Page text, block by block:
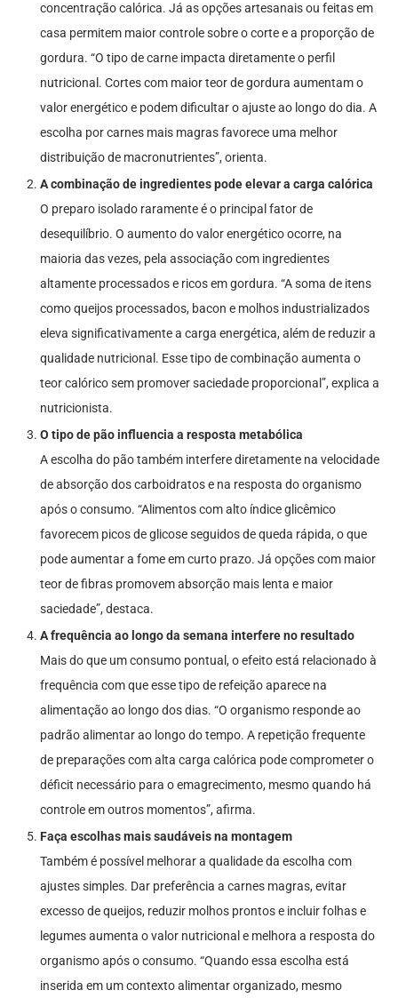
concentração calórica. Já as opções artesanais ou feitas em
casa permitem maior controle sobre o corte e a proporção de
gordura. “O tipo de carne impacta diretamente o perfil
nutricional. Cortes com maior teor de gordura aumentam o
valor energético e podem dificultar o ajuste ao longo do dia. A
escolha por carnes mais magras favorece uma melhor
distribuição de macronutrientes”, orienta.
A combinação de ingredientes pode elevar a carga calórica
O preparo isolado raramente é o principal fator de
desequilíbrio. O aumento do valor energético ocorre, na
maioria das vezes, pela associação com ingredientes
altamente processados e ricos em gordura. “A soma de itens
como queijos processados, bacon e molhos industrializados
eleva significativamente a carga energética, além de reduzir a
qualidade nutricional. Esse tipo de combinação aumenta o
teor calórico sem promover saciedade proporcional”, explica a
nutricionista.
O tipo de pão influencia a resposta metabólica
A escolha do pão também interfere diretamente na velocidade
de absorção dos carboidratos e na resposta do organismo
após o consumo. “Alimentos com alto índice glicêmico
favorecem picos de glicose seguidos de queda rápida, o que
pode aumentar a fome em curto prazo. Já opções com maior
teor de fibras promovem absorção mais lenta e maior
saciedade”, destaca.
A frequência ao longo da semana interfere no resultado
Mais do que um consumo pontual, o efeito está relacionado à
frequência com que esse tipo de refeição aparece na
alimentação ao longo dos dias. “O organismo responde ao
padrão alimentar ao longo do tempo. A repetição frequente
de preparações com alta carga calórica pode comprometer o
déficit necessário para o emagrecimento, mesmo quando há
controle em outros momentos”, afirma.
Faça escolhas mais saudáveis na montagem
Também é possível melhorar a qualidade da escolha com
ajustes simples. Dar preferência a carnes magras, evitar
excesso de queijos, reduzir molhos prontos e incluir folhas e
legumes aumenta o valor nutricional e melhora a resposta do
organismo após o consumo. “Quando essa escolha está
inserida em um contexto alimentar organizado, mesmo